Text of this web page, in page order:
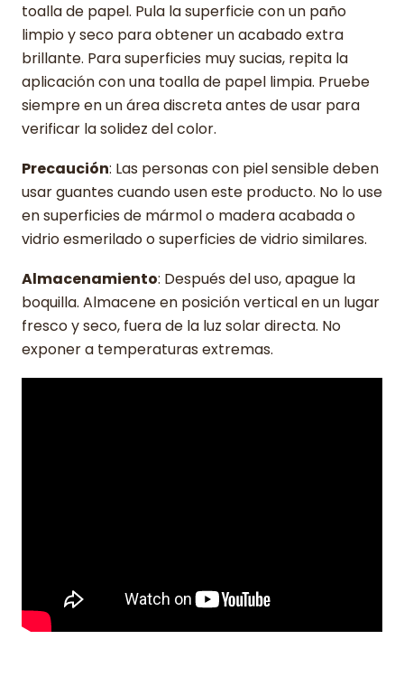
toalla de papel. Pula la superficie con un paño
limpio y seco para obtener un acabado extra
brillante. Para superficies muy sucias, repita la
aplicación con una toalla de papel limpia. Pruebe
siempre en un área discreta antes de usar para
verificar la solidez del color.
Precaución: Las personas con piel sensible deben
usar guantes cuando usen este producto. No lo use
en superficies de mármol o madera acabada o
vidrio esmerilado o superficies de vidrio similares.
Almacenamiento: Después del uso, apague la
boquilla. Almacene en posición vertical en un lugar
fresco y seco, fuera de la luz solar directa. No
exponer a temperaturas extremas.